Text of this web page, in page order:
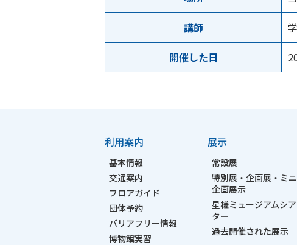
講師
開催した日
利用案内
基本情報
交通案内
フロアガイド
団体予約
バリアフリー情報
博物館実習
展示
常設展
特別展・企画展・ミニ
企画展示
星槎ミュージアムシア
ター
過去開催された展示